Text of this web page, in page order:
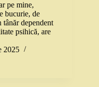
pe mine,
bucurie, de
dependent
psihică, are
2025